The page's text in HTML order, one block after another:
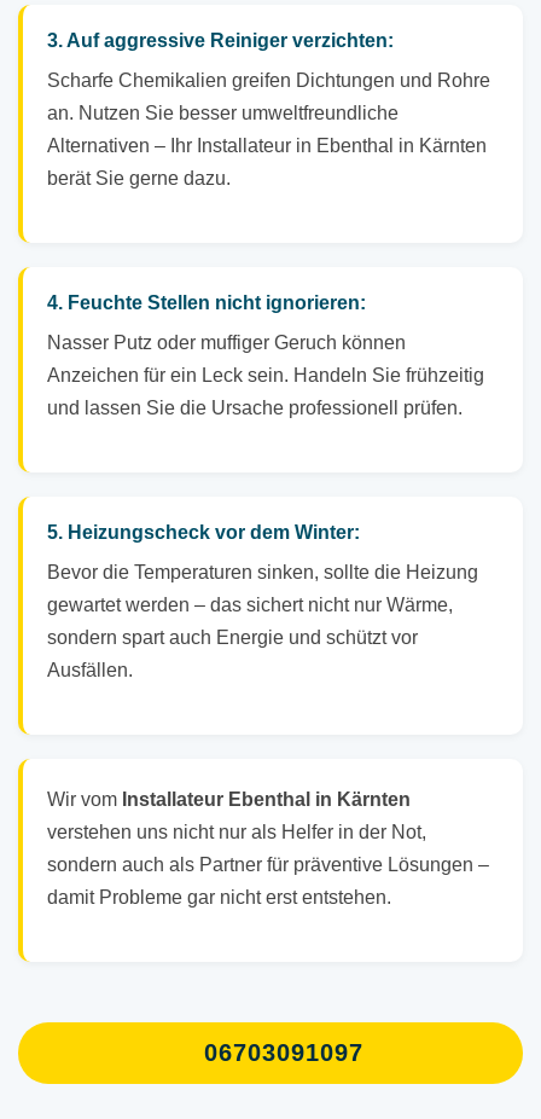
3. Auf aggressive Reiniger verzichten:
Scharfe Chemikalien greifen Dichtungen und Rohre
an. Nutzen Sie besser umweltfreundliche
Alternativen – Ihr Installateur in Ebenthal in Kärnten
berät Sie gerne dazu.
4. Feuchte Stellen nicht ignorieren:
Nasser Putz oder muffiger Geruch können
Anzeichen für ein Leck sein. Handeln Sie frühzeitig
und lassen Sie die Ursache professionell prüfen.
5. Heizungscheck vor dem Winter:
Bevor die Temperaturen sinken, sollte die Heizung
gewartet werden – das sichert nicht nur Wärme,
sondern spart auch Energie und schützt vor
Ausfällen.
Wir vom Installateur Ebenthal in Kärnten
verstehen uns nicht nur als Helfer in der Not,
sondern auch als Partner für präventive Lösungen –
damit Probleme gar nicht erst entstehen.
06703091097